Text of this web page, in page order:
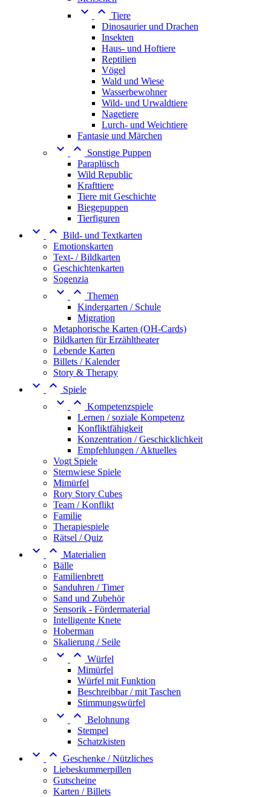
  Tiere
Dinosaurier und Drachen
Insekten
Haus- und Hoftiere
Reptilien
Vögel
Wald und Wiese
Wasserbewohner
Wild- und Urwaldtiere
Nagetiere
Lurch- und Weichtiere
Fantasie und Märchen
 
Sonstige Puppen
Paraplüsch
Wild Republic
Krafttiere
Tiere mit Geschichte
Biegepuppen
Tierfiguren
  Bild- und Textkarten
Emotionskarten
Text- / Bildkarten
Geschichtenkarten
Sogenzia
  Themen
Kindergarten / Schule
Migration
Metaphorische Karten (OH-Cards)
Bildkarten für Erzähltheater
Lebende Karten
Billets / Kalender
Story & Therapy
  Spiele
  Kompetenzspiele
Lernen / soziale Kompetenz
Konfliktfähigkeit
Konzentration / Geschicklichkeit
Empfehlungen / Aktuelles
Vogt Spiele
Sternwiese Spiele
Mimürfel
Rory Story Cubes
Team / Konflikt
Familie
Therapiespiele
Rätsel / Quiz
  Materialien
Bälle
Familienbrett
Sanduhren / Timer
Sand und Zubehör
Sensorik - Fördermaterial
Intelligente Knete
Hoberman
Skalierung / Seile
  Würfel
Mimürfel
Würfel mit Funktion
Beschreibbar / mit Taschen
Stimmungswürfel
  Belohnung
Stempel
Schatzkisten
  Geschenke / Nützliches
Liebeskummerpillen
Gutscheine
Karten / Billets